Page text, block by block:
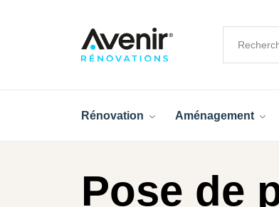
Rénovation Aménagement
Pose de